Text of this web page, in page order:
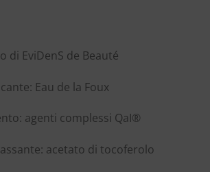
di EviDenS de Beauté
Eau de la Foux
agenti complessi QaI®
acetato di tocoferolo